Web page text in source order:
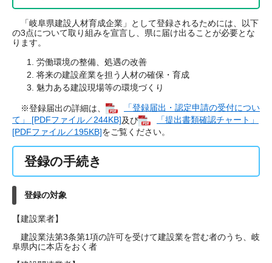
「岐阜県建設人材育成企業」として登録されるためには、以下
の3点について取り組みを宣言し、県に届け出ることが必要とな
ります。
労働環境の整備、処遇の改善
将来の建設産業を担う人材の確保・育成
魅力ある建設現場等の環境づくり
※登録届出の詳細は、
「登録届出・認定申請の受付につい
て」 [PDFファイル／244KB]及び
「提出書類確認チャート」
[PDFファイル／195KB]をご覧ください。
登録の手続き
登録の対象
【建設業者】
建設業法第3条第1項の許可を受けて建設業を営む者のうち、岐
阜県内に本店をおく者